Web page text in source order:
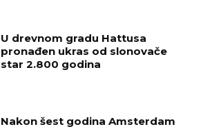
U drevnom gradu Hattusa
pronađen ukras od slonovače
star 2.800 godina
Nakon šest godina Amsterdam